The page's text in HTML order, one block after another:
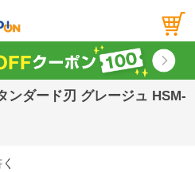
ンダード刃 グレージュ HSM-